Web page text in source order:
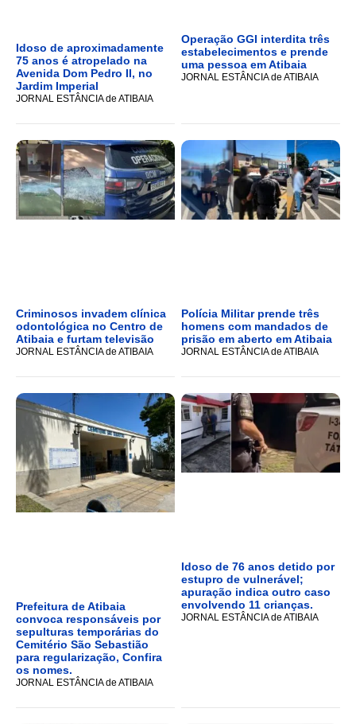
Idoso de aproximadamente
75 anos é atropelado na
Avenida Dom Pedro II, no
Jardim Imperial
JORNAL ESTÂNCIA de ATIBAIA
Operação GGI interdita três
estabelecimentos e prende
uma pessoa em Atibaia
JORNAL ESTÂNCIA de ATIBAIA
Criminosos invadem clínica
odontológica no Centro de
Atibaia e furtam televisão
JORNAL ESTÂNCIA de ATIBAIA
Polícia Militar prende três
homens com mandados de
prisão em aberto em Atibaia
JORNAL ESTÂNCIA de ATIBAIA
Prefeitura de Atibaia
convoca responsáveis por
sepulturas temporárias do
Cemitério São Sebastião
para regularização, Confira
os nomes.
JORNAL ESTÂNCIA de ATIBAIA
Idoso de 76 anos detido por
estupro de vulnerável;
apuração indica outro caso
envolvendo 11 crianças.
JORNAL ESTÂNCIA de ATIBAIA